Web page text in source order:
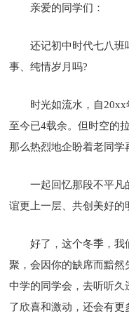
亲爱的同学们：
还记初中时代七八班
事、纯情岁月吗?
时光如流水，自
至今已4载余。但时空的
那么热烈地企盼着老同学
一起回忆那段不平凡
谊更上一层、共创美好的
好了，这个冬季，我
聚，会因你的缺席而黯
中学的同学会，去听听
了欣喜和激动，还会有更